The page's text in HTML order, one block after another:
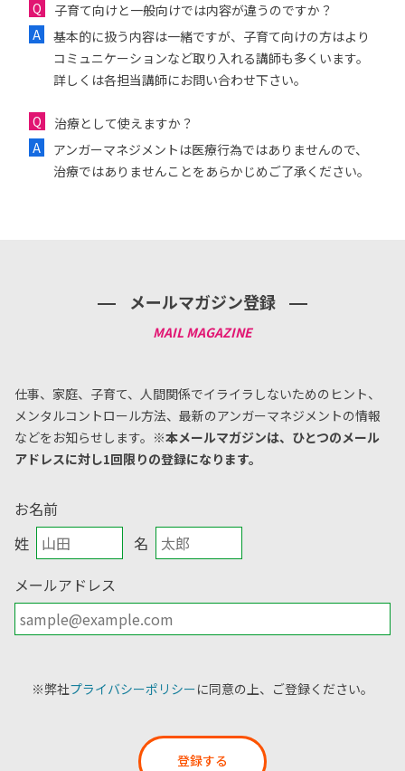
子育て向けと一般向けでは内容が違うのですか？
基本的に扱う内容は一緒ですが、子育て向けの方はより
コミュニケーションなど取り入れる講師も多くいます。
詳しくは各担当講師にお問い合わせ下さい。
治療として使えますか？
アンガーマネジメントは医療行為ではありませんので、
治療ではありませんことをあらかじめご了承ください。
メールマガジン登録
仕事、家庭、子育て、人間関係でイライラしないためのヒント、
メンタルコントロール方法、 最新のアンガーマネジメントの情報
などをお知らせします。 ※本メールマガジンは、ひとつのメール
アドレスに対し1回限りの登録になります。
お名前
姓
名
メールアドレス
※弊社プライバシーポリシーに同意の上、ご登録ください。
登録する